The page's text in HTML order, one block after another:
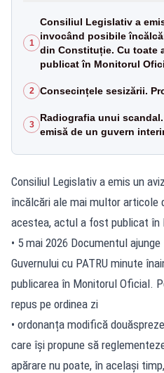
1
Consiliul Legislativ a
invocând posibile
din Constituție. Cu toate
publicat în Monitorul
2 Consecințele sesizării.
3
Radiografia unui
emisă de un guvern
Consiliul Legislativ a emis un
încălcări ale mai multor articole
acestea, actul a fost publicat în
• 5 mai 2026 Documentul
Guvernului cu PATRU minute
publicarea în Monitorul Oficial.
repus pe ordinea zi
• ordonanța modifică
care își propune să
apărare nu poate, în același